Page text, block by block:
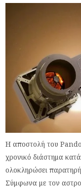
Η αποστολή του
χρονικό διάστημα
ολοκληρώσει
Σύμφωνα με τον